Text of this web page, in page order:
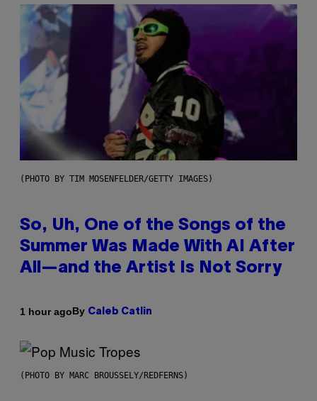
(PHOTO BY TIM MOSENFELDER/GETTY IMAGES)
So, Uh, One of the Songs of the
Summer Was Made With AI After
All—and the Artist Is Not Sorry
1 hour agoBy Caleb Catlin
(PHOTO BY MARC BROUSSELY/REDFERNS)